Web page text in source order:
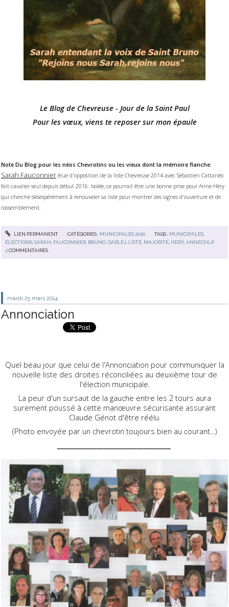
Le Blog de Chevreuse - Jour de la Saint Paul
Pour les vœux, viens te reposer sur mon épaule
Note Du Blog pour les néos Chevrotins ou les vieux dont la mémoire flanche:
Sarah Fauconnier élue d'opposition de la liste Chevreuse 2014 avec Sébastien Cattanéo
fait cavalier seul depuis début 2016. Isolée, ce pourrait être une bonne prise pour Anne Héry
qui cherche désespérément à renouveler sa liste pour montrer des signes d'ouverture et de
rassemblement.
LIEN PERMANENT CATÉGORIES : MUNICIPALES 2020 TAGS : MUNICIPALES,
ÉLECTIONS,SARAH, FAUCONNIER, BRUNO,GARLEJ, LISTE, MAJORITÉ, HERY,ANNECHLP
2COMMENTAIRES
mardi 25 mars 2014
Annonciation
Quel beau jour que celui de l'Annonciation pour communiquer la
nouvelle liste des droites réconciliées au deuxième tour de
l'élection municipale.
La peur d'un sursaut de la gauche entre les 2 tours aura
surement poussé à cette manœuvre sécurisante assurant
Claude Génot d'être réélu.
(Photo envoyée par un chevrotin toujours bien au courant...)